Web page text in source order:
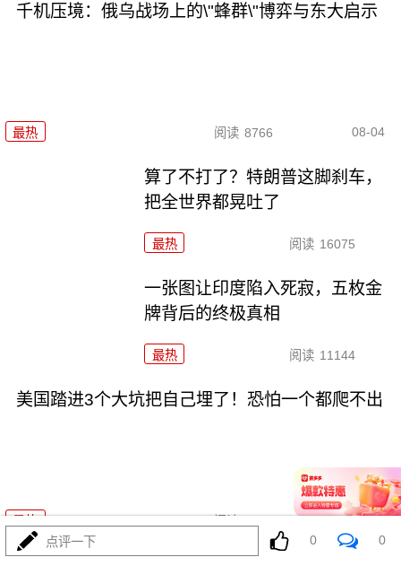
千机压境：俄乌战场上的\"蜂群\"博弈与东大启示
最热 阅读 8766 08-04
算了不打了？特朗普这脚刹车，
把全世界都晃吐了
最热 阅读 16075
一张图让印度陷入死寂，五枚金
牌背后的终极真相
最热 阅读 11144
美国踏进3个大坑把自己埋了！恐怕一个都爬不出
08-03
点评一下 0 0